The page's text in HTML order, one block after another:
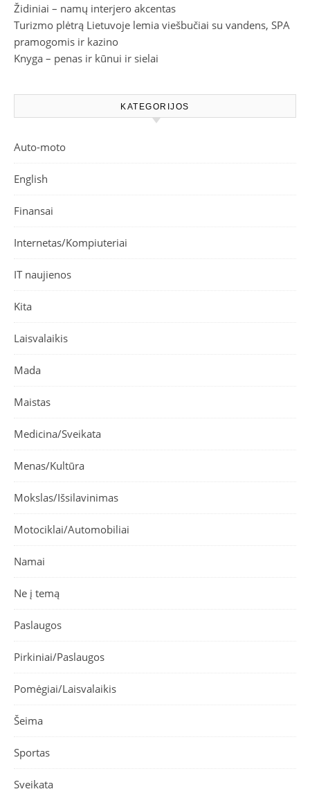
Židiniai – namų interjero akcentas
Turizmo plėtrą Lietuvoje lemia viešbučiai su vandens, SPA
pramogomis ir kazino
Knyga – penas ir kūnui ir sielai
KATEGORIJOS
Auto-moto
English
Finansai
Internetas/Kompiuteriai
IT naujienos
Kita
Laisvalaikis
Mada
Maistas
Medicina/Sveikata
Menas/Kultūra
Mokslas/Išsilavinimas
Motociklai/Automobiliai
Namai
Ne į temą
Paslaugos
Pirkiniai/Paslaugos
Pomėgiai/Laisvalaikis
Šeima
Sportas
Sveikata